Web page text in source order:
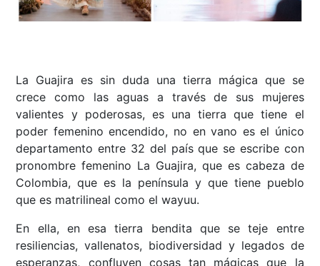
La Guajira es sin duda una tierra mágica que se
crece como las aguas a través de sus mujeres
valientes y poderosas, es una tierra que tiene el
poder femenino encendido, no en vano es el único
departamento entre 32 del país que se escribe con
pronombre femenino La Guajira, que es cabeza de
Colombia, que es la península y que tiene pueblo
que es matrilineal como el wayuu.
En ella, en esa tierra bendita que se teje entre
resiliencias, vallenatos, biodiversidad y legados de
esperanzas, confluyen cosas tan mágicas que la